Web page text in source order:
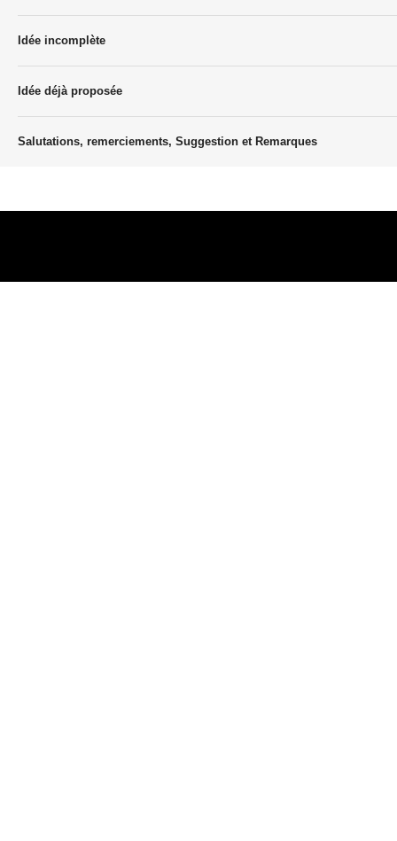
Idée incomplète
Idée déjà proposée
Salutations, remerciements, Suggestion et Remarques